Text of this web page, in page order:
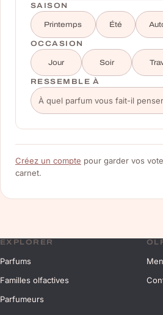
SAISON
Printemps Été
OCCASION
Jour Soir
RESSEMBLE À
Créez un compte pour garder vos
carnet.
EXPLORER
Parfums
Familles olfactives
Parfumeurs